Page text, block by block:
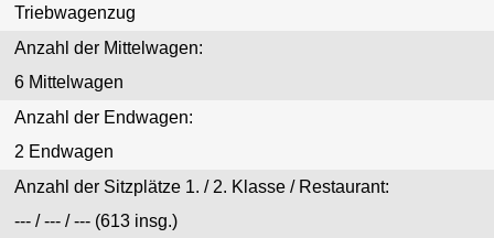
Triebwagenzug
Anzahl der Mittelwagen:
6 Mittelwagen
Anzahl der Endwagen:
2 Endwagen
Anzahl der Sitzplätze 1. / 2. Klasse / Restaurant:
--- / --- / --- (613 insg.)